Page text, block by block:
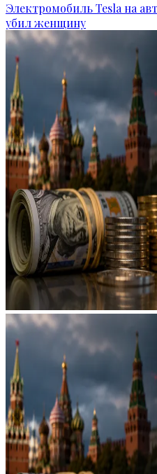
Электромобиль Tesla на
убил женщину